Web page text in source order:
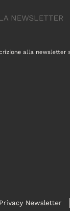
NEWSLETTER
alla newsletter
Privacy Newsletter